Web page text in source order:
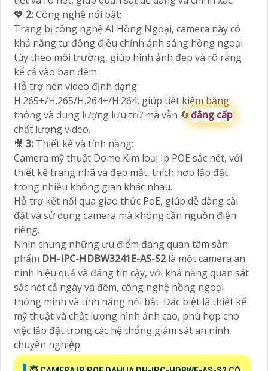
💖 2:Công nghệ nổi bật:
Trang bị công nghệ AI Hồng Ngoại, camera này có
khả năng tự động điều chỉnh ánh sáng hồng ngoại
tùy theo môi trường, giúp hình ảnh đẹp và rõ ràng
kể cả vào ban đêm.
Hỗ trợ nén video định dạng
H.265+/H.265/H.264+/H.264, giúp tiết kiệm băng
thông và dung lượng lưu trữ mà vẫn 🔄đẳng cấp
chất lượng video.
🎥 3: Thiết kế và tính năng:
Camera mỹ thuật Dome Kim loại Ip POE sắc nét, với
thiết kế trang nhã và đẹp mắt, thích hợp lắp đặt
trong nhiều không gian khác nhau.
Hỗ trợ kết nối qua giao thức PoE, giúp dễ dàng cài
đặt và sử dụng camera mà không cần nguồn điện
riêng.
Nhìn chung những ưu điểm đáng quan tâm sản
phẩm DH-IPC-HDBW3241E-AS-S2là một camera an
ninh hiệu quả và đáng tin cậy, với khả năng quan sát
sắc nét cả ngày và đêm, công nghệ hồng ngoại
thông minh và tính năng nổi bật. Đặc biệt là thiết kế
mỹ thuật và chất lượng hình ảnh cao, phù hợp cho
việc lắp đặt trong các hệ thống giám sát an ninh
chuyên nghiệp.